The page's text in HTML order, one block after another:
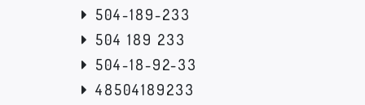
504-189-233
504 189 233
504-18-92-33
48504189233